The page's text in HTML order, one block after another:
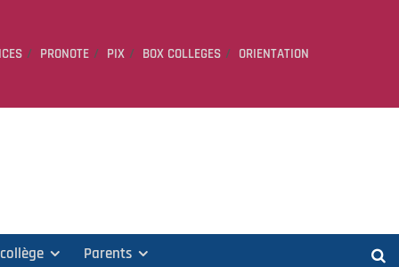
PRONOTE PIX BOX COLLEGES ORIENTATION
Parents